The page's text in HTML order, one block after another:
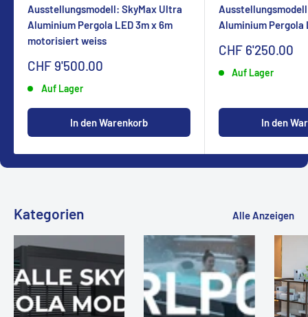
Ausstellungsmodell: SkyMax Ultra
Aluminium Pergola LED 3m x 6m
motorisiert weiss
Sonderpreis
CHF 9'500.00
Auf Lager
In den Warenkorb
Aluminium Pergola
Sonderpreis
CHF 6'250.00
Auf Lager
In den
Kategorien Alle Anzeigen